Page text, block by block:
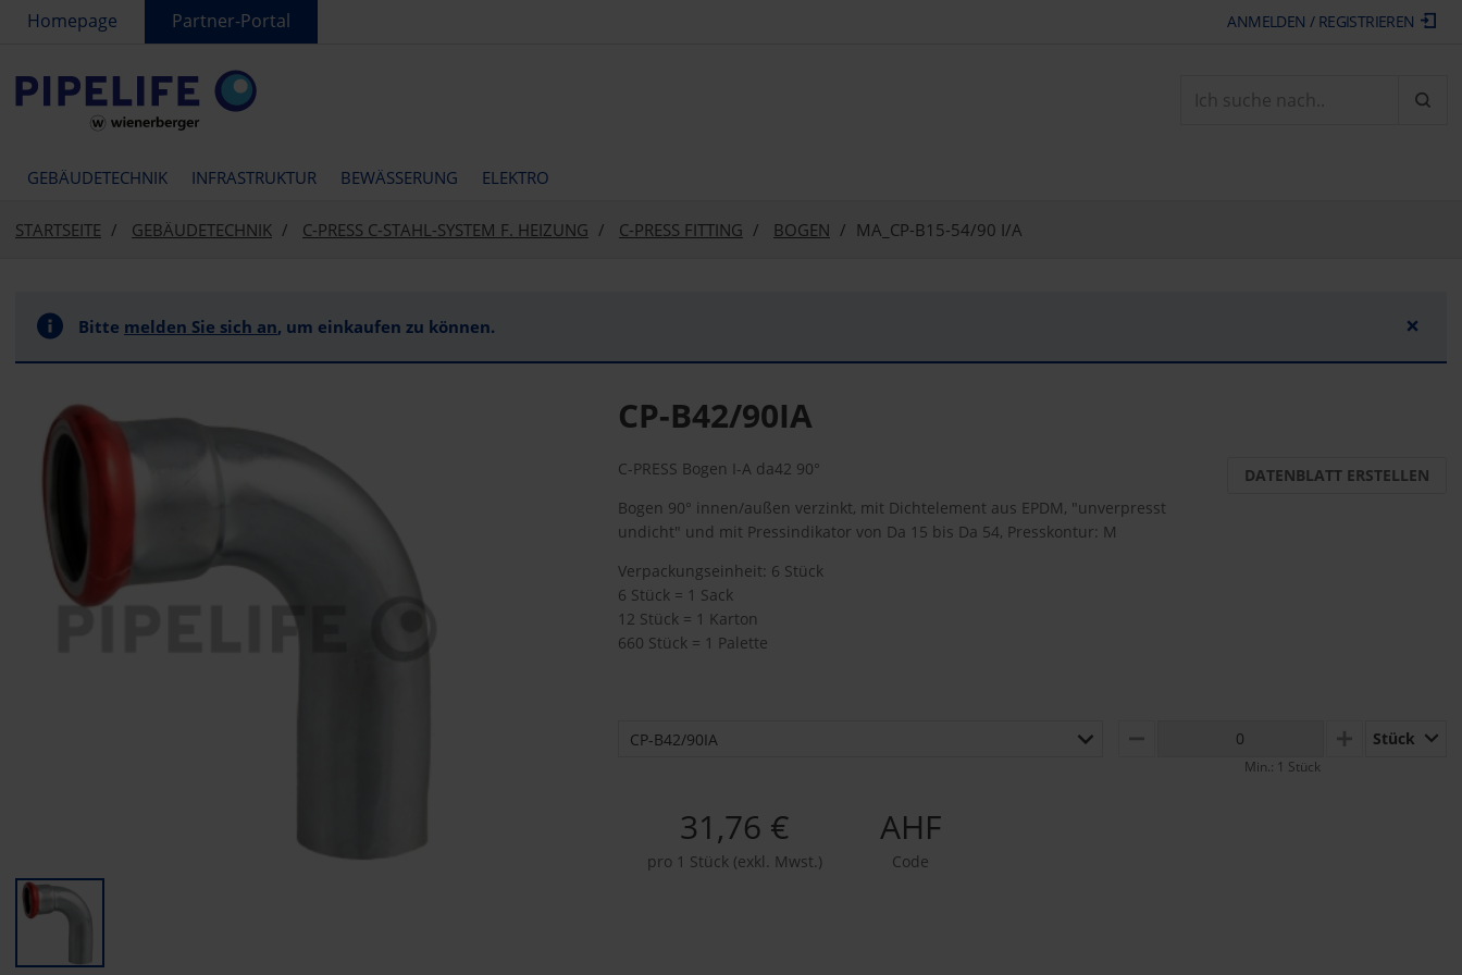
text.skipToContent
text.skipToNavigation
Homepage Partner-Portal ANMELDEN / REGISTRIEREN
GEBÄUDETECHNIK INFRASTRUKTUR BEWÄSSERUNG ELEKTRO
STARTSEITE GEBÄUDETECHNIK C-PRESS C-STAHL-SYSTEM F. HEIZUNG C-PRESS FITTING BOGEN MA_CP-B15-54/90 I/A
Bitte melden Sie sich an, um einkaufen zu können. ×
CP-B42/90IA
C-PRESS Bogen I-A da42 90°
Bogen 90° innen/außen verzinkt, mit Dichtelement aus EPDM, "unverpresst
undicht" und mit Pressindikator von Da 15 bis Da 54, Presskontur: M
Verpackungseinheit: 6 Stück
6 Stück = 1 Sack
12 Stück = 1 Karton
660 Stück = 1 Palette
DATENBLATT ERSTELLEN
CP-B42/90IA MINUS PLUSStück
Min.: 1 Stück
31,76 €
pro 1 Stück (exkl. Mwst.)
AHF
Code